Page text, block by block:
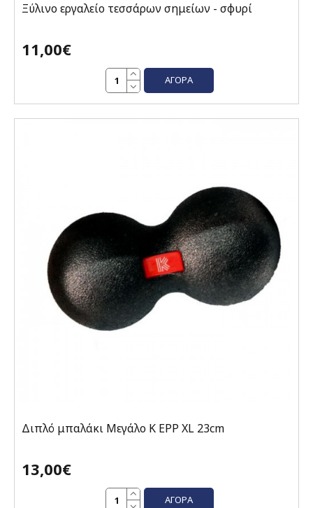
Ξύλινο εργαλείο τεσσάρων σημείων - σφυρί
11,00€
ΑΓΟΡΆ
Διπλό μπαλάκι Μεγάλο K EPP XL 23cm
13,00€
ΑΓΟΡΆ